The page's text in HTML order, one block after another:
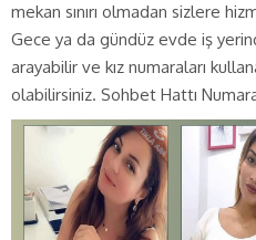
mekan sınırı olmadan sizlere
Gece ya da gündüz evde iş
arayabilir ve kız numaraları
olabilirsiniz. Sohbet Hattı